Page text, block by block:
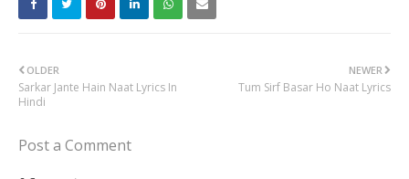
NEWER
Tum Sirf Basar Ho Naat Lyrics
OLDER
Sarkar Jante Hain Naat Lyrics In
Hindi
Post a Comment